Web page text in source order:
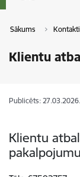
Sākums Kontakti
Klientu
Publicēts: 27.03.2026.
Klientu